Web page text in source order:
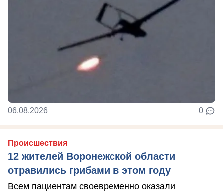
06.08.2026 0
Происшествия
12 жителей Воронежской области
отравились грибами в этом году
Всем пациентам своевременно оказали